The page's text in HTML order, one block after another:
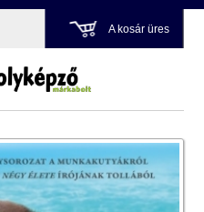
A kosár üres